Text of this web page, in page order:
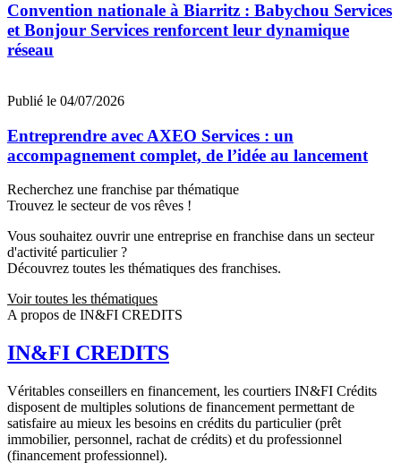
Convention nationale à Biarritz : Babychou Services
et Bonjour Services renforcent leur dynamique
réseau
Publié le 04/07/2026
Entreprendre avec AXEO Services : un
accompagnement complet, de l’idée au lancement
Recherchez une franchise par thématique
Trouvez le secteur de vos rêves !
Vous souhaitez ouvrir une entreprise en franchise dans un secteur
d'activité particulier ?
Découvrez toutes les thématiques des franchises.
Voir toutes les thématiques
A propos de IN&FI CREDITS
IN&FI CREDITS
Véritables conseillers en financement, les courtiers IN&FI Crédits
disposent de multiples solutions de financement permettant de
satisfaire au mieux les besoins en crédits du particulier (prêt
immobilier, personnel, rachat de crédits) et du professionnel
(financement professionnel).